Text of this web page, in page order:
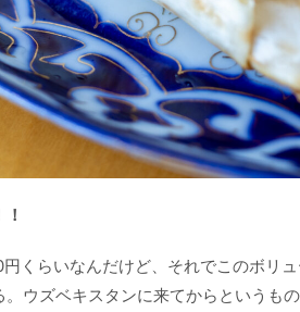
くらいなんだけど、それでこのボリ
。ウズベキスタンに来てからというも